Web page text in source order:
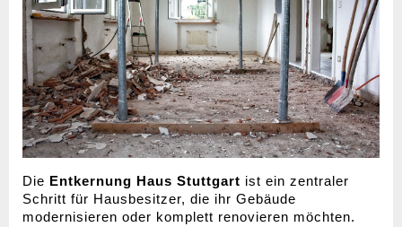
Die Entkernung Haus Stuttgart ist ein zentraler
Schritt für Hausbesitzer, die ihr Gebäude
modernisieren oder komplett renovieren möchten.